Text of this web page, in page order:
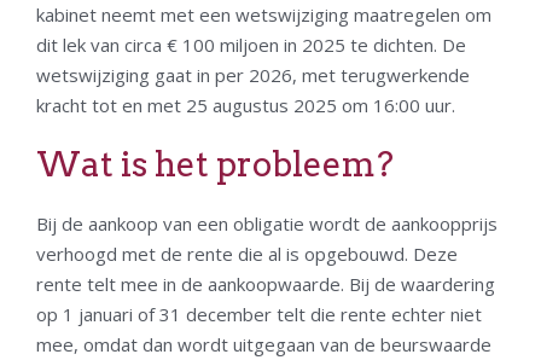
kabinet neemt met een wetswijziging maatregelen om
dit lek van circa € 100 miljoen in 2025 te dichten. De
wetswijziging gaat in per 2026, met terugwerkende
kracht tot en met 25 augustus 2025 om 16:00 uur.
Wat is het probleem?
Bij de aankoop van een obligatie wordt de aankoopprijs
verhoogd met de rente die al is opgebouwd. Deze
rente telt mee in de aankoopwaarde. Bij de waardering
op 1 januari of 31 december telt die rente echter niet
mee, omdat dan wordt uitgegaan van de beurswaarde